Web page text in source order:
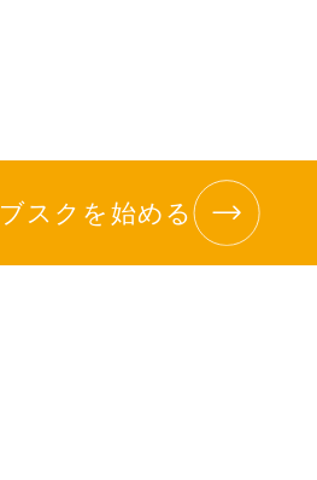
スクを始める